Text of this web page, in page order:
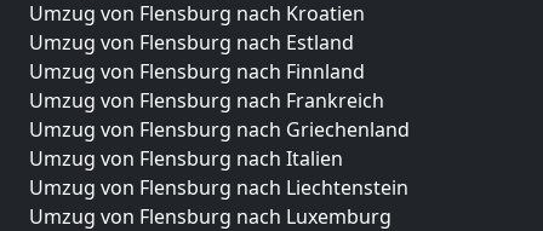
Umzug von Flensburg nach Kroatien
Umzug von Flensburg nach Estland
Umzug von Flensburg nach Finnland
Umzug von Flensburg nach Frankreich
Umzug von Flensburg nach Griechenland
Umzug von Flensburg nach Italien
Umzug von Flensburg nach Liechtenstein
Umzug von Flensburg nach Luxemburg